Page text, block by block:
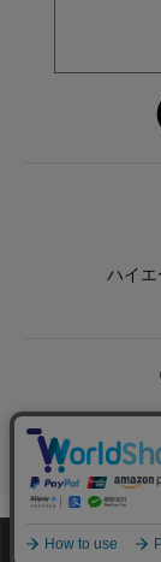
ハイ
© 2026